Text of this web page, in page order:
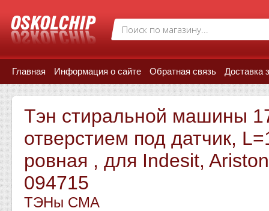
Главная Информация о сайте Обратная связь Доставка
Тэн стиральной машины
отверстием под датчик,
ровная , для Indesit,
094715
ТЭНы СМА